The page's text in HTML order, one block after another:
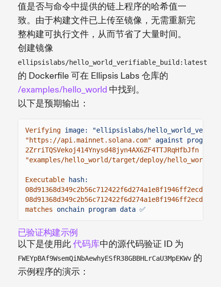
值是否与命令中提供的链上程序的哈希值一
致。由于构建文件已上传至镜像，无需重新完
整构建可执行文件，从而节省了大量时间。
创建镜像
ellipsislabs/hello_world_verifiable_build:latest
的 Dockerfile 可在 Ellipsis Labs 仓库的
/examples/hello_world 中找到。
以下是预期输出：
Verifying image: "ellipsislabs/
"https://api.mainnet.solana.com"
against program
2ZrriTQSVekoj414Ynysd48jyn4AX6ZF4TTJRqHfbJfn
"examples/hello_world/target/deploy/
Executable
hash:
matches
onchain program data ✅
已验证构建示例
以下是使用此代码库中的源代码验证 ID 为
FWEYpBAf9WsemQiNbAewhyESfR38GBBHLrCaU3MpEKWv 的
示例程序的演示：